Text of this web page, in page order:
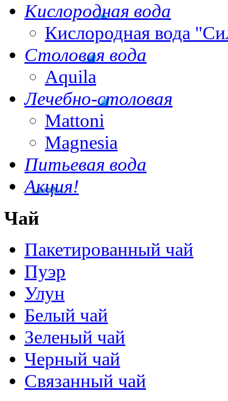
Кислородная вода
Кислородная вода
Столовая вода
Aquila
Лечебно-столовая
Mattoni
Magnesia
Питьевая вода
Акция!
Чай
Пакетированный чай
Пуэр
Улун
Белый чай
Зеленый чай
Черный чай
Связанный чай